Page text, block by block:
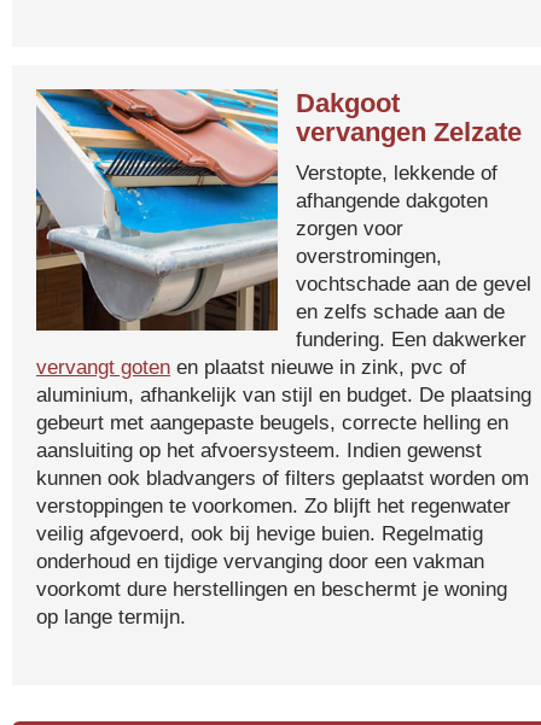
Dakgoot
vervangen Zelzate
Verstopte, lekkende of
afhangende dakgoten
zorgen voor
overstromingen,
vochtschade aan de gevel
en zelfs schade aan de
fundering. Een dakwerker
vervangt goten en plaatst nieuwe in zink, pvc of
aluminium, afhankelijk van stijl en budget. De plaatsing
gebeurt met aangepaste beugels, correcte helling en
aansluiting op het afvoersysteem. Indien gewenst
kunnen ook bladvangers of filters geplaatst worden om
verstoppingen te voorkomen. Zo blijft het regenwater
veilig afgevoerd, ook bij hevige buien. Regelmatig
onderhoud en tijdige vervanging door een vakman
voorkomt dure herstellingen en beschermt je woning
op lange termijn.